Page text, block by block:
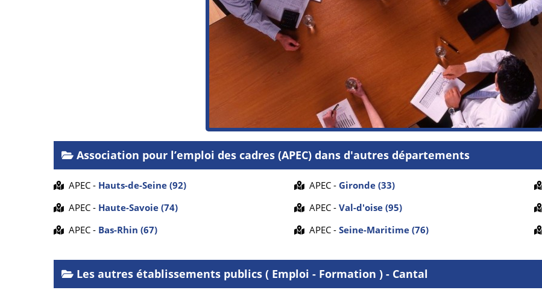
Association pour l’emploi des cadres (APEC) dans d'autres départements
APEC - Hauts-de-Seine (92) APEC - Gironde (33)
APEC - Haute-Savoie (74) APEC - Val-d'oise (95)
APEC - Bas-Rhin (67) APEC - Seine-Maritime (76)
Les autres établissements publics ( Emploi - Formation ) - Cantal